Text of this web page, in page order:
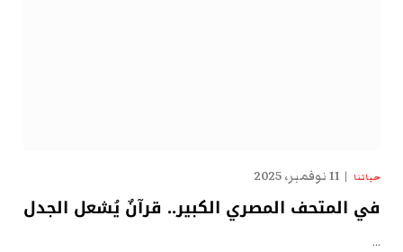
حياتنا 11 نوفمبر، 2025
في المتحف المصري الكبير.. قرآنٌ يُشعل الجدل
…